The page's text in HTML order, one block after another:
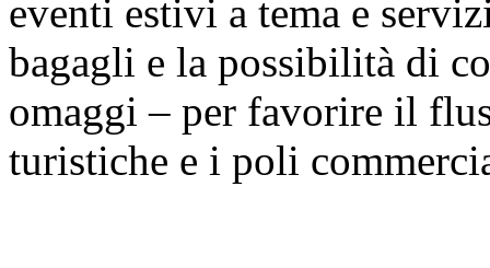
eventi estivi a tema e
bagagli e la possibilità di
omaggi – per favorire il
turistiche e i poli